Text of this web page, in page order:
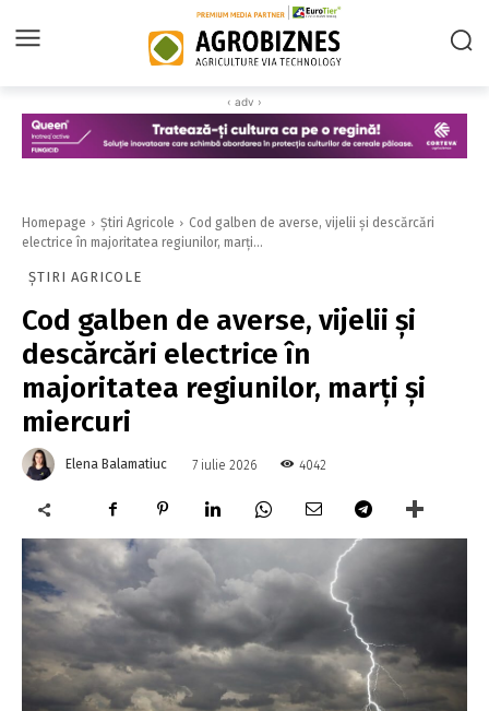
‹ adv ›
Homepage Știri Agricole
Cod galben de averse, vijelii şi descărcări
electrice în majoritatea regiunilor, marţi...
ȘTIRI AGRICOLE
Cod galben de averse, vijelii şi
descărcări electrice în
majoritatea regiunilor, marţi şi
miercuri
Elena Balamatiuc 7 iulie 2026 4042